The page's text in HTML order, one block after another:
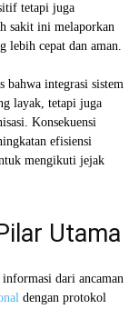
tetapi juga
sakit ini melaporkan
lebih cepat dan aman.
bahwa integrasi sistem
layak, tetapi juga
Konsekuensi
efisiensi
mengikuti jejak
Utama
dari ancaman
dengan protokol